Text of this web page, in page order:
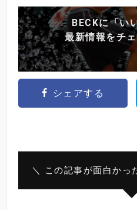
BECKに「い
最新情報をチ
シェアする
＼ この記事が面白かっ